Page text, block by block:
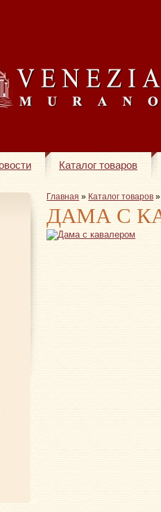
Каталог товаров
Главная » Каталог товаров
ДАМА С